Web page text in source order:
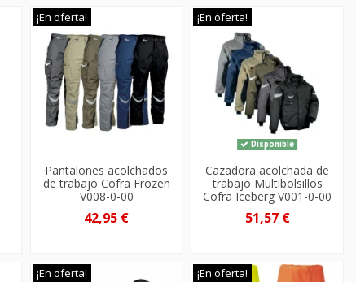
¡En oferta!
Pantalones acolchados
de trabajo Cofra Frozen
V008-0-00
42,95 €
¡En oferta!
Disponible
Cazadora acolchada de
trabajo Multibolsillos
Cofra Iceberg V001-0-00
51,57 €
¡En oferta!
¡En oferta!